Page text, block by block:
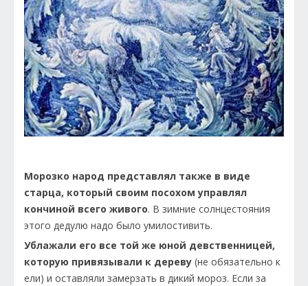
Морозко народ представлял также в виде
старца, который своим посохом управлял
кончиной всего живого. В зимние солнцестояния
этого дедулю надо было умилостивить.
Ублажали его все той же юной девственницей,
которую привязывали к дереву (не обязательно к
ели) и оставляли замерзать в дикий мороз. Если за